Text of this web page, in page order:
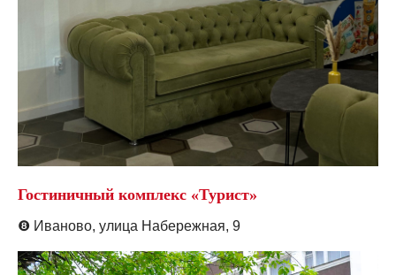
Гостиничный комплекс «Турист»
❽ Иваново, улица Набережная, 9